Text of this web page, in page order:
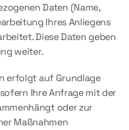
Daten (Name,
Ihres Anliegens
Diese Daten geben
weiter.
erfolgt auf Grundlage
sofern Ihre Anfrage mit der
oder zur
Maßnahmen